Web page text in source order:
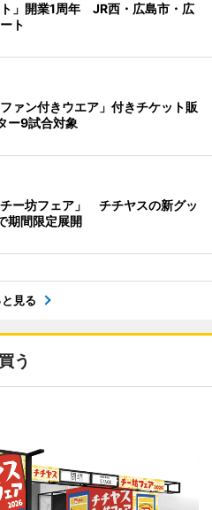
ト」開業1周年 JR西・広島市・広
ト
ァン付きウエア」付きチケット販
9試合対象
ー坊フェア」 チチヤスの新グッ
期間限定展開
見る
買う